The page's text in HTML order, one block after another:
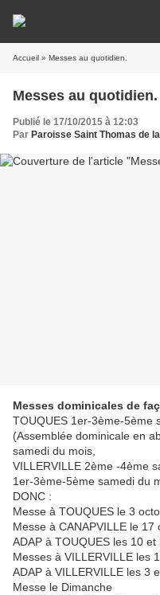
Accueil » Messes au quotidien.
Messes au quotidien.
Publié le 17/10/2015 à 12:03
Par Paroisse Saint Thomas de
Messes dominicales de
TOUQUES 1er-3ème-5ème
(Assemblée dominicale en
samedi du mois,
VILLERVILLE 2ème -4ème
1er-3ème-5ème samedi du
DONC :
Messe à TOUQUES le 3
Messe à CANAPVILLE le 17
ADAP à TOUQUES les 10
Messes à VILLERVILLE les
ADAP à VILLERVILLE les 3
Messe le Dimanche